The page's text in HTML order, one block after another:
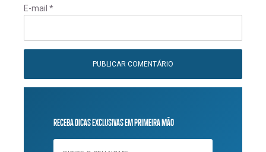
E-mail *
RECEBA DICAS EXCLUSIVAS EM PRIMEIRA MÃO